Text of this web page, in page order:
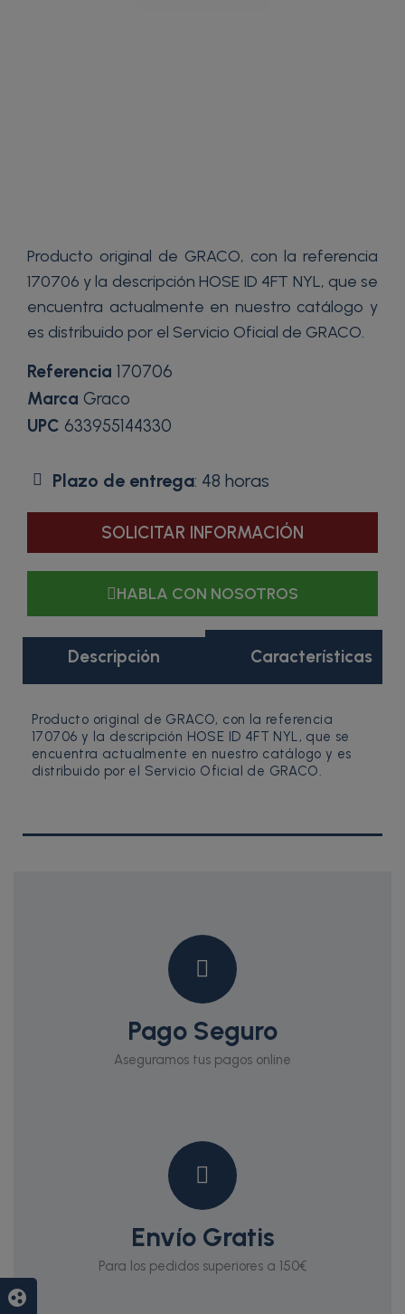
Producto original de GRACO, con la referencia
170706 y la descripción HOSE ID 4FT NYL, que se
encuentra actualmente en nuestro catálogo y
es distribuido por el Servicio Oficial de GRACO.
Referencia 170706
Marca Graco
UPC 633955144330
Plazo de entrega: 48 horas
SOLICITAR INFORMACIÓN
HABLA CON NOSOTROS
Descripción Características
Producto original de GRACO, con la referencia
170706 y la descripción HOSE ID 4FT NYL, que se
encuentra actualmente en nuestro catálogo y es
distribuido por el Servicio Oficial de GRACO.
Pago Seguro
Aseguramos tus pagos online
Envío Gratis
Para los pedidos superiores a 150€
group_work